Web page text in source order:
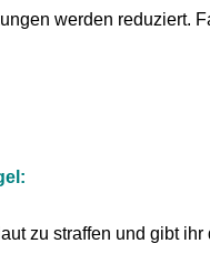
werden reduziert.
zu straffen und gibt